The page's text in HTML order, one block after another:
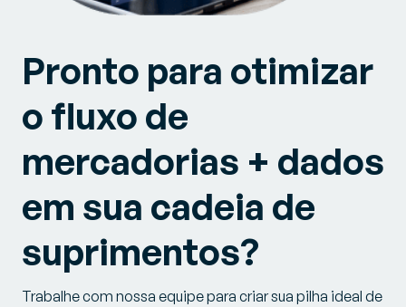
Pronto para otimizar
o fluxo de
mercadorias + dados
em sua cadeia de
suprimentos?
Trabalhe com nossa equipe para criar sua pilha ideal de